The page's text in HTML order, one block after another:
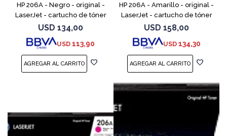
HP 206A - Negro - original -
LaserJet - cartucho de tóner
(W2110A) - para Color
LaserJet Pro M255, M283, MFP
M282, MFP M283
USD 134,00
USD 113,90
HP 206A - Amarillo - original -
LaserJet - cartucho de tóner
(W2112A) - para Color
LaserJet Pro M255, M283, MFP
M282, MFP M283
USD 158,00
USD 134,30